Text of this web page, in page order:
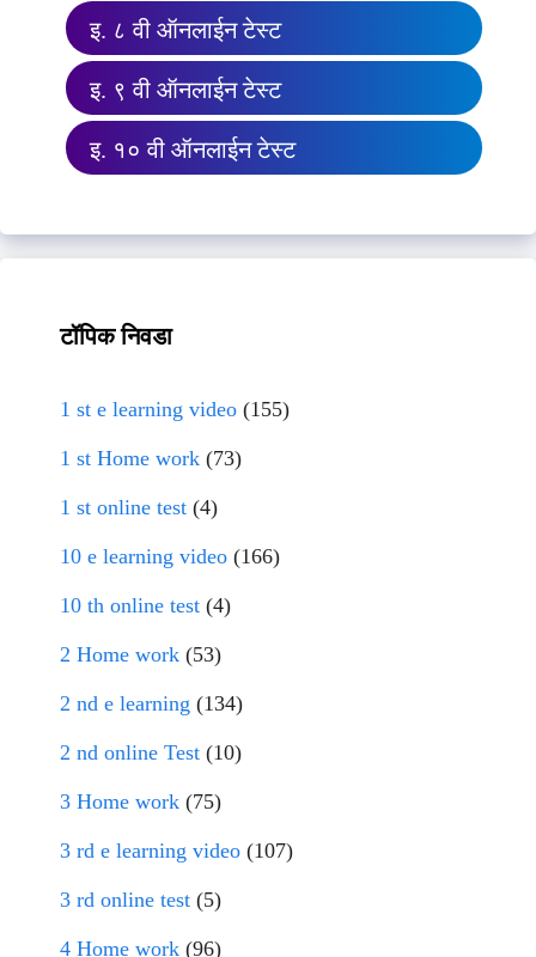
इ. ८ वी ऑनलाईन टेस्ट
इ. ९ वी ऑनलाईन टेस्ट
इ. १० वी ऑनलाईन टेस्ट
टॉपिक निवडा
1 st e learning video (155)
1 st Home work (73)
1 st online test (4)
10 e learning video (166)
10 th online test (4)
2 Home work (53)
2 nd e learning (134)
2 nd online Test (10)
3 Home work (75)
3 rd e learning video (107)
3 rd online test (5)
4 Home work (96)